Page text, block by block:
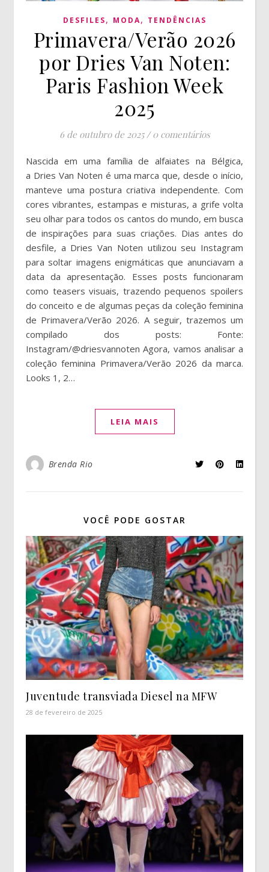
DESFILES, MODA, TENDÊNCIAS
Primavera/Verão 2026
por Dries Van Noten:
Paris Fashion Week
2025
6 de outubro de 2025 / 0 comentários
Nascida em uma família de alfaiates na Bélgica,
a Dries Van Noten é uma marca que, desde o início,
manteve uma postura criativa independente. Com
cores vibrantes, estampas e misturas, a grife volta
seu olhar para todos os cantos do mundo, em busca
de inspirações para suas criações. Dias antes do
desfile, a Dries Van Noten utilizou seu Instagram
para soltar imagens enigmáticas que anunciavam a
data da apresentação. Esses posts funcionaram
como teasers visuais, trazendo pequenos spoilers
do conceito e de algumas peças da coleção feminina
de Primavera/Verão 2026. A seguir, trazemos um
compilado dos posts: Fonte:
Instagram/@driesvannoten Agora, vamos analisar a
coleção feminina Primavera/Verão 2026 da marca.
Looks 1, 2…
LEIA MAIS
Brenda Rio
VOCÊ PODE GOSTAR
Juventude transviada Diesel na MFW
28 de fevereiro de 2025